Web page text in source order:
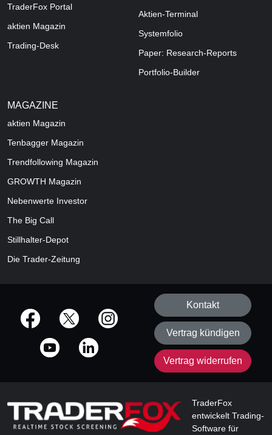
TraderFox Portal
aktien Magazin
Trading-Desk
Aktien-Terminal
Systemfolio
Paper: Research-Reports
Portfolio-Builder
MAGAZINE
aktien Magazin
Tenbagger Magazin
Trendfollowing Magazin
GROWTH Magazin
Nebenwerte Investor
The Big Call
Stillhalter-Depot
Die Trader-Zeitung
offizielle Social Media-Accounts
Kontakt
Vertrag kündigen
Vertrag widerrufen
TraderFox
entwickelt Trading-
Software für